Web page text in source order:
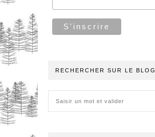
RECHERCHER SUR LE BLOG